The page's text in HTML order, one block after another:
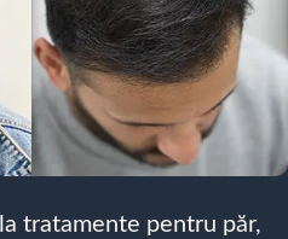
tratamente pentru păr,